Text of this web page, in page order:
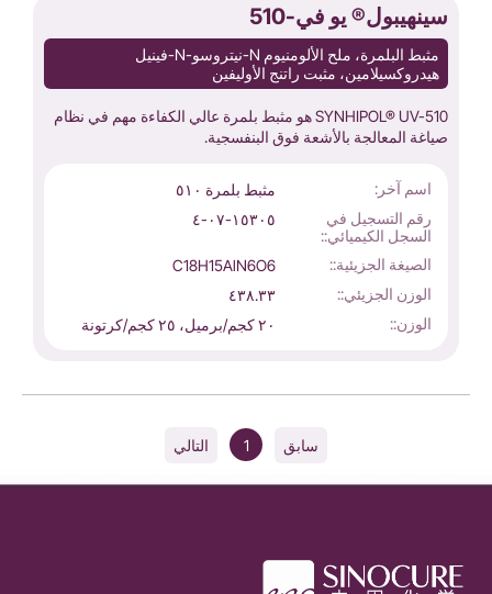
سينهيبول® يو في-510
مثبط البلمرة، ملح الألومنيوم N-نيتروسو-N-فينيل
هيدروكسيلامين، مثبت راتنج الأوليفين
SYNHIPOL® UV-510 هو مثبط بلمرة عالي الكفاءة مهم في نظام
صياغة المعالجة بالأشعة فوق البنفسجية.
اسم آخر:
مثبط بلمرة ٥١٠
رقم التسجيل في
السجل الكيميائي::
١٥٣٠٥-٠٧-٤
الصيغة الجزيئية::
C18H15AlN6O6
الوزن الجزيئي::
٤٣٨.٣٣
الوزن::
٢٠ كجم/برميل، ٢٥ كجم/كرتونة
سابق 1 التالي